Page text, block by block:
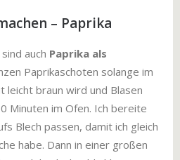
– Paprika
auch Paprika als
Paprikaschoten solange im
leicht braun wird und Blasen
Minuten im Ofen. Ich bereite
Blech passen, damit ich gleich
habe. Dann in einer großen